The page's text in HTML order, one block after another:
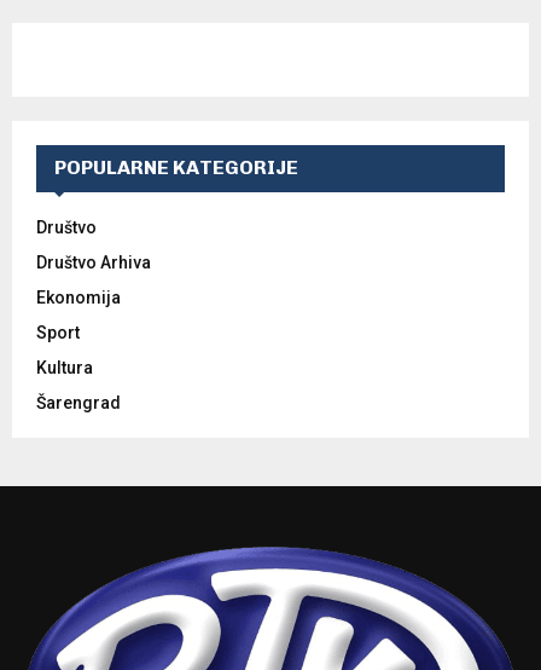
POPULARNE KATEGORIJE
Društvo
Društvo Arhiva
Ekonomija
Sport
Kultura
Šarengrad